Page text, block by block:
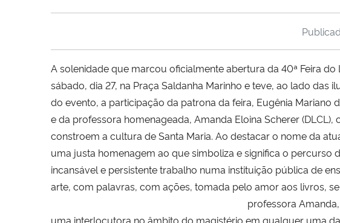
A solenidade que marcou oficialmente abertura da 40ª Feira
sábado, dia 27, na Praça Saldanha Marinho e teve, ao lado
do evento, a participação da patrona da feira, Eugênia Mariano
e da professora homenageada, Amanda Eloina Scherer
constroem a cultura de Santa Maria. Ao destacar o nome da
uma justa homenagem ao que simboliza e significa o
incansável e persistente trabalho numa instituição pública de
arte, com palavras, com ações, tomada pelo amor aos livros,
professora
uma interlocutora no âmbito do magistério em qualquer uma